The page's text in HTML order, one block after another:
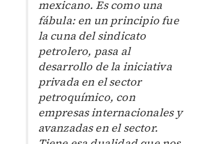
mexicano. Es como una
fábula: en un principio fue
la cuna del sindicato
petrolero, pasa al
desarrollo de la iniciativa
privada en el sector
petroquímico, con
empresas internacionales y
avanzadas en el sector.